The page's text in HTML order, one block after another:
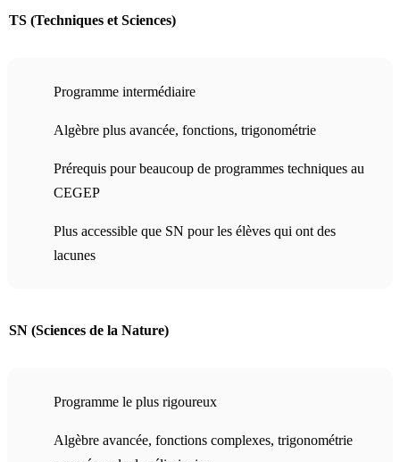
TS (Techniques et Sciences)
Programme intermédiaire
Algèbre plus avancée, fonctions, trigonométrie
Prérequis pour beaucoup de programmes techniques au
CEGEP
Plus accessible que SN pour les élèves qui ont des
lacunes
SN (Sciences de la Nature)
Programme le plus rigoureux
Algèbre avancée, fonctions complexes, trigonométrie